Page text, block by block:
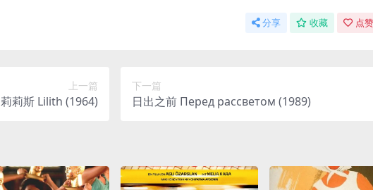
分享 收藏 点
上一篇
莉莉斯 Lilith (1964)
下一篇
日出之前 Перед рассветом (1989)